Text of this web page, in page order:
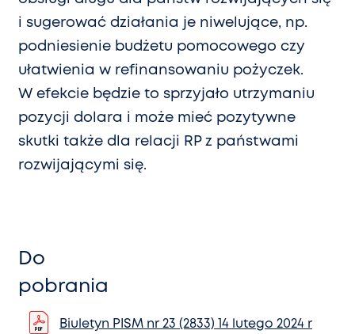
i sugerować działania je niwelujące, np.
podniesienie budżetu pomocowego czy
ułatwienia w refinansowaniu pożyczek.
W efekcie będzie to sprzyjało utrzymaniu
pozycji dolara i może mieć pozytywne
skutki także dla relacji RP z państwami
rozwijającymi się.
Do
pobrania
Biuletyn PISM nr 23 (2833) 14 lutego 2024 r